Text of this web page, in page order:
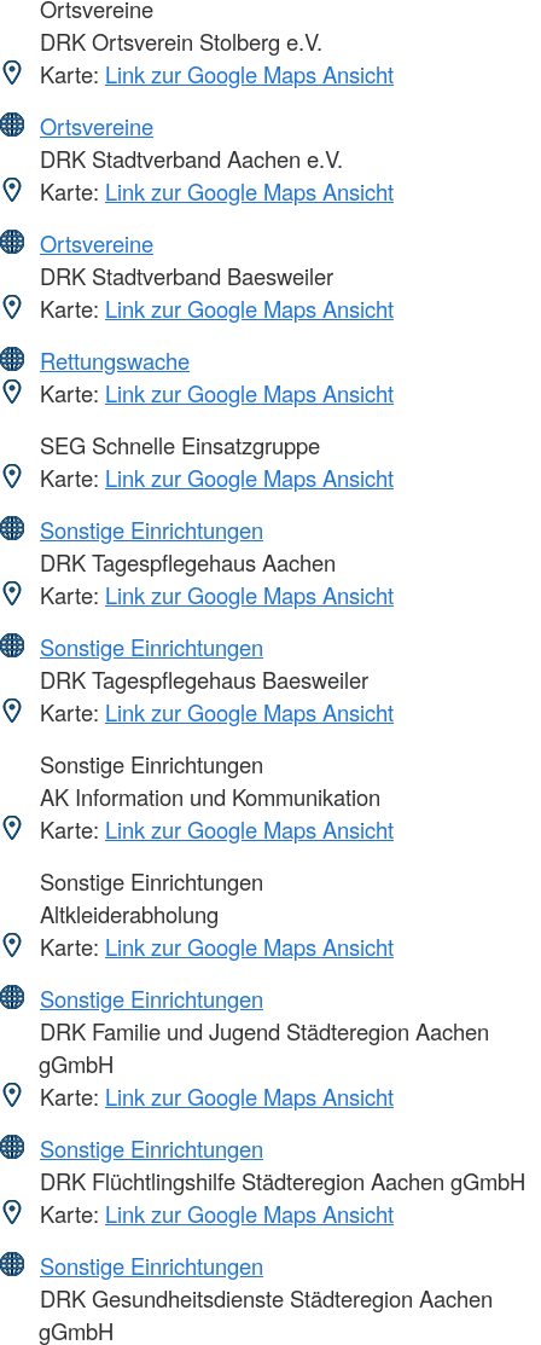
Ortsvereine
DRK Ortsverein Stolberg e.V.
Karte: Link zur Google Maps Ansicht
Ortsvereine
DRK Stadtverband Aachen e.V.
Karte: Link zur Google Maps Ansicht
Ortsvereine
DRK Stadtverband Baesweiler
Karte: Link zur Google Maps Ansicht
Rettungswache
Karte: Link zur Google Maps Ansicht
SEG Schnelle Einsatzgruppe
Karte: Link zur Google Maps Ansicht
Sonstige Einrichtungen
DRK Tagespflegehaus Aachen
Karte: Link zur Google Maps Ansicht
Sonstige Einrichtungen
DRK Tagespflegehaus Baesweiler
Karte: Link zur Google Maps Ansicht
Sonstige Einrichtungen
AK Information und Kommunikation
Karte: Link zur Google Maps Ansicht
Sonstige Einrichtungen
Altkleiderabholung
Karte: Link zur Google Maps Ansicht
Sonstige Einrichtungen
DRK Familie und Jugend Städteregion Aachen
gGmbH
Karte: Link zur Google Maps Ansicht
Sonstige Einrichtungen
DRK Flüchtlingshilfe Städteregion Aachen gGmbH
Karte: Link zur Google Maps Ansicht
Sonstige Einrichtungen
DRK Gesundheitsdienste Städteregion Aachen
gGmbH